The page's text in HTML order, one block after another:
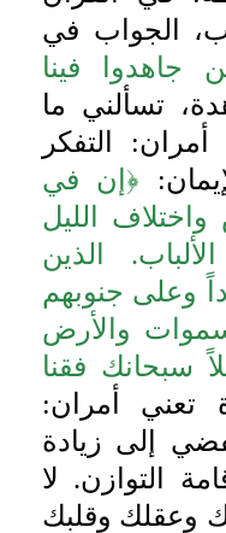
الجواب في
جاهدوا فينا
تسألني ما
التفكر
﴿إن في
الليل
الذين
وعلى جنوبهم
والأرض
سبحانك فقنا
تعني أمران:
إلى زيادة
التوازن. لا
وعقلك وقلبك